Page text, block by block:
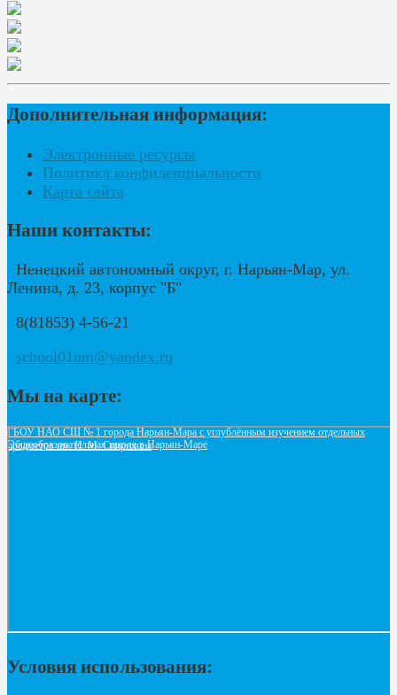
Дополнительная информация:
Электронные ресурсы
Политика конфиденциальности
Карта сайта
Наши контакты:
Ненецкий автономный округ, г. Нарьян-Мар, ул.
Ленина, д. 23, корпус "Б"
8(81853) 4-56-21
school01nm@yandex.ru
Мы на карте:
ГБОУ НАО СШ № 1 города Нарьян-Мара с углублённым изучением отдельных
предметов им. П. М. Спирихина
Общеобразовательная школа в Нарьян‑Маре
Условия использования: